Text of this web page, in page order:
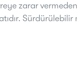
zarar
Sürdürülebilir